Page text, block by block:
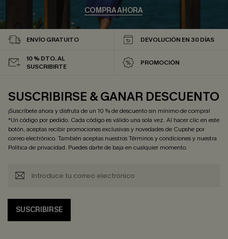
COMPRA AHORA
ENVÍO GRATUITO DEVOLUCIÓN EN 30 DÍAS
10 % DTO. AL
SUSCRIBIRTE
PROMOCIÓN
SUSCRIBIRSE & GANAR DESCUENTO
¡Suscríbete ahora y disfruta de un 10 % de descuento sin mínimo de compra!
*Un código por pedido. Cada código es válido una sola vez. Al hacer clic en este
botón, aceptas recibir promociones exclusivas y novedades de Cupshe por
correo electrónico. También aceptas nuestrosTérminos y condicionesy nuestra
Política de privacidad. Puedes darte de baja en cualquier momento.
SUSCRIBIRSE